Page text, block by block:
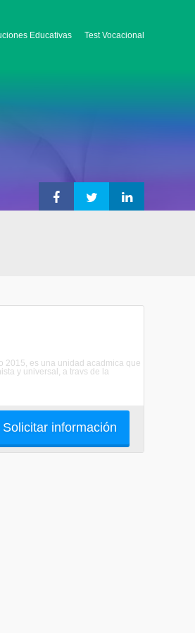
Educativas Test Vocacional
2015, es una unidad acadmica que
y universal, a travs de la
Solicitar información